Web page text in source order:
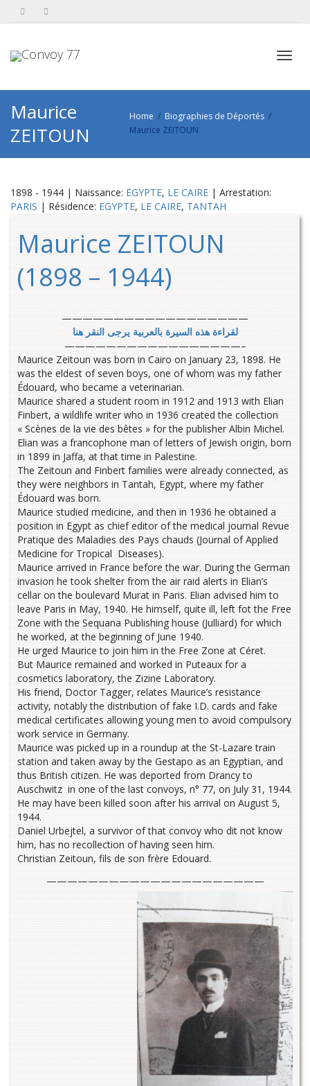
Maurice
ZEITOUN
Home
Biographies de Déportés
Maurice ZEITOUN
1898 - 1944 | Naissance: EGYPTE, LE CAIRE | Arrestation:
PARIS | Résidence: EGYPTE, LE CAIRE, TANTAH
Maurice ZEITOUN
(1898 – 1944)
——————————————————
لقراءة هذه السيرة بالعربية يرجى النقر هنا
—————————————————–
Maurice Zeitoun was born in Cairo on January 23, 1898. He
was the eldest of seven boys, one of whom was my father
Édouard, who became a veterinarian.
Maurice shared a student room in 1912 and 1913 with Elian
Finbert, a wildlife writer who in 1936 created the collection
« Scènes de la vie des bêtes » for the publisher Albin Michel.
Elian was a francophone man of letters of Jewish origin, born
in 1899 in Jaffa, at that time in Palestine.
The Zeitoun and Finbert families were already connected, as
they were neighbors in Tantah, Egypt, where my father
Édouard was born.
Maurice studied medicine, and then in 1936 he obtained a
position in Egypt as chief editor of the medical journal Revue
Pratique des Maladies des Pays chauds (Journal of Applied
Medicine for Tropical Diseases).
Maurice arrived in France before the war. During the German
invasion he took shelter from the air raid alerts in Elian’s
cellar on the boulevard Murat in Paris. Elian advised him to
leave Paris in May, 1940. He himself, quite ill, left fot the Free
Zone with the Sequana Publishing house (Julliard) for which
he worked, at the beginning of June 1940.
He urged Maurice to join him in the Free Zone at Céret.
But Maurice remained and worked in Puteaux for a
cosmetics laboratory, the Zizine Laboratory.
His friend, Doctor Tagger, relates Maurice’s resistance
activity, notably the distribution of fake I.D. cards and fake
medical certificates allowing young men to avoid compulsory
work service in Germany.
Maurice was picked up in a roundup at the St-Lazare train
station and taken away by the Gestapo as an Egyptian, and
thus British citizen. He was deported from Drancy to
Auschwitz in one of the last convoys, n° 77, on July 31, 1944.
He may have been killed soon after his arrival on August 5,
1944.
Daniel Urbejtel, a survivor of that convoy who dit not know
him, has no recollection of having seen him.
Christian Zeitoun, fils de son frère Edouard.
—————————————————————